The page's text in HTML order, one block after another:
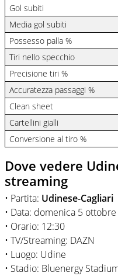
Gol subiti
Media gol subiti
Possesso palla %
Tiri nello specchio
Precisione tiri %
Accuratezza passaggi %
Clean sheet
Cartellini gialli
Conversione al tiro %
Dove vedere
streaming
• Partita: Udinese-Cagliari
• Data: domenica 5
• Orario: 12:30
• TV/Streaming: DAZN
• Luogo: Udine
• Stadio: Bluenergy